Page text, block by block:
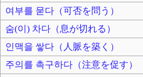
여부를 묻다（可否を問う）
숨(이) 차다（息が切れる）
인맥을 쌓다（人脈を築く）
주의를 촉구하다（注意を促す）